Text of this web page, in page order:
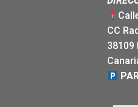
CC
38109